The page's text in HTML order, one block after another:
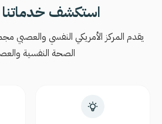
استكشف خدماتنا
يقدم المركز الأمريكي النفسي
الصحة النفسية